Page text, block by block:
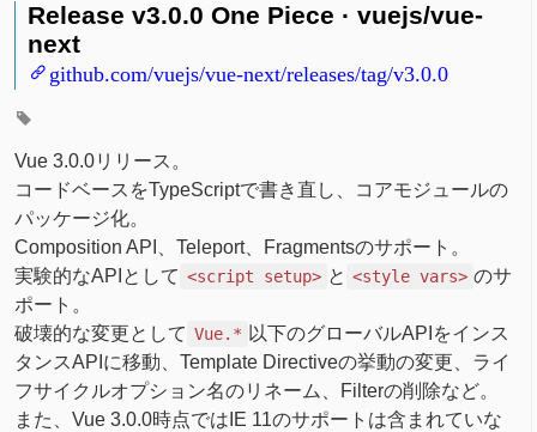
Release v3.0.0 One Piece · vuejs/vue-
next
github.com/vuejs/vue-next/releases/tag/v3.0.0
Vue 3.0.0リリース。
コードベースをTypeScriptで書き直し、コアモジュールの
パッケージ化。
Composition API、Teleport、Fragmentsのサポート。
実験的なAPIとして <script setup> と <style vars> のサ
ポート。
破壊的な変更として Vue.* 以下のグローバルAPIをインス
タンスAPIに移動、Template Directiveの挙動の変更、ライ
フサイクルオプション名のリネーム、Filterの削除など。
また、Vue 3.0.0時点ではIE 11のサポートは含まれていな